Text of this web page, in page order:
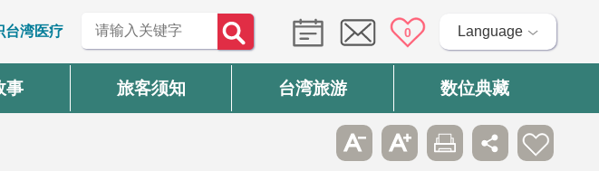
台湾医疗 0 Language
事 旅客须知 台湾旅游 数位典藏